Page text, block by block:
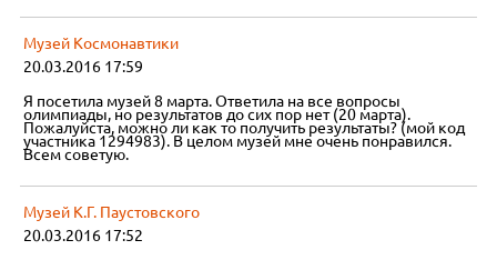
Музей Космонавтики
20.03.2016 17:59
Я посетила музей 8 марта. Ответила на все вопросы
олимпиады, но результатов до сих пор нет (20 марта).
Пожалуйста, можно ли как то получить результаты? (мой код
участника 1294983). В целом музей мне очень понравился.
Всем советую.
Музей К.Г. Паустовского
20.03.2016 17:52